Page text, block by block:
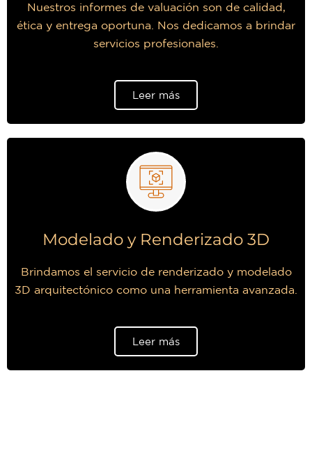
Nuestros informes de valuación son de calidad,
ética y entrega oportuna. Nos dedicamos a brindar
servicios profesionales.
Leer más
Modelado y Renderizado 3D
Brindamos el servicio de renderizado y modelado
3D arquitectónico como una herramienta avanzada.
Leer más